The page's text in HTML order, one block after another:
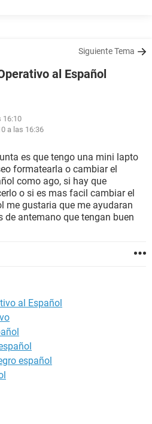
Siguiente Tema
al Español
16:10
a las 16:36
es que tengo una mini lapto
formatearla o cambiar el
como ago, si hay que
o si es mas facil cambiar el
me gustaria que me ayudaran
de antemano que tengan buen
al Español
español